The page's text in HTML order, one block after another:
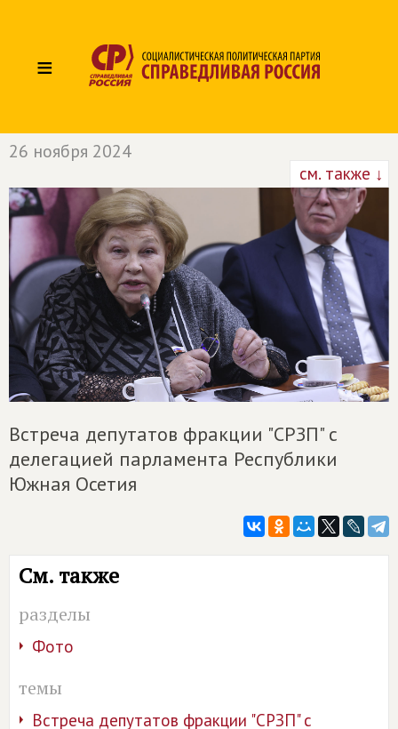
≡
26 ноября 2024
см. также ↓
Встреча депутатов фракции "СРЗП" с
делегацией парламента Республики
Южная Осетия
См. также
разделы
Фото
темы
Встреча депутатов фракции "СРЗП" с